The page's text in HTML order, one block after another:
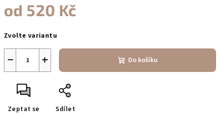
od 520 Kč
cena:
Zvolte variantu
+
− Do košíku
Zeptat se Sdílet